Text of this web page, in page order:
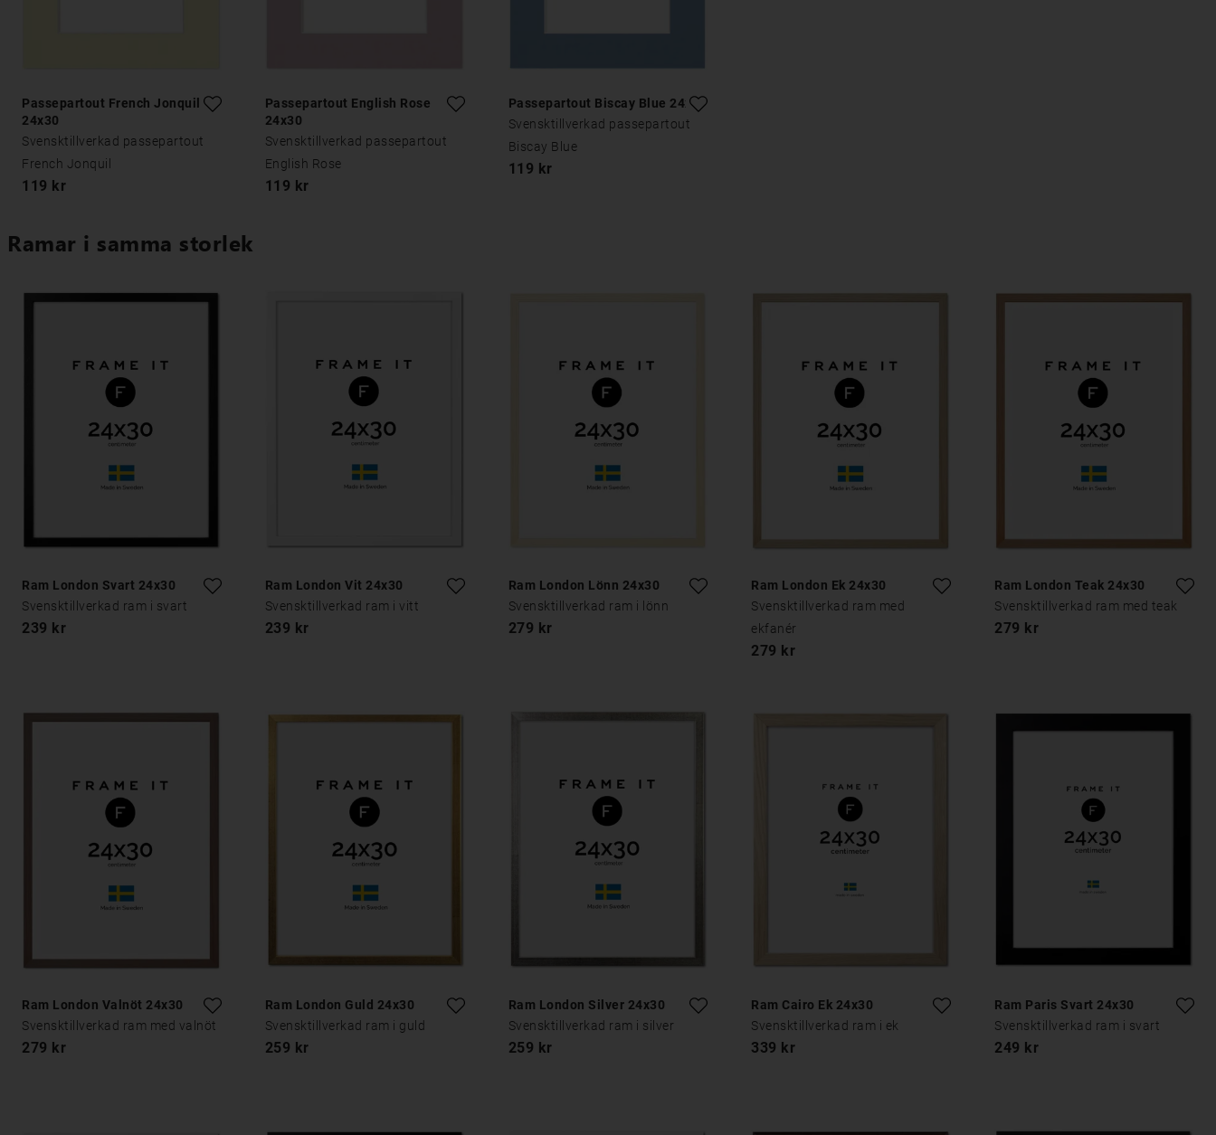
Passepartout French Jonquil
24x30
Svensktillverkad passepartout
French Jonquil
119 kr
Passepartout English Rose
24x30
Svensktillverkad passepartout
English Rose
119 kr
Passepartout Biscay Blue 24x30
Svensktillverkad passepartout
Biscay Blue
119 kr
Ramar i samma storlek
Ram London Svart 24x30
Svensktillverkad ram i svart
239 kr
Ram London Vit 24x30
Svensktillverkad ram i vitt
239 kr
Ram London Lönn 24x30
Svensktillverkad ram i lönn
279 kr
Ram London Ek 24x30
Svensktillverkad ram med
ekfanér
279 kr
Ram London Teak 24x30
Svensktillverkad ram med teak
279 kr
Ram London Valnöt 24x30
Svensktillverkad ram med valnöt
279 kr
Ram London Guld 24x30
Svensktillverkad ram i guld
259 kr
Ram London Silver 24x30
Svensktillverkad ram i silver
259 kr
Ram Cairo Ek 24x30
Svensktillverkad ram i ek
339 kr
Ram Paris Svart 24x30
Svensktillverkad ram i svart
249 kr